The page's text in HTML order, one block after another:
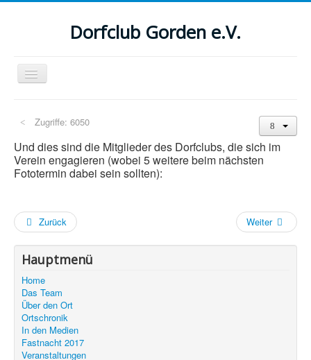
Dorfclub Gorden e.V.
Navigation
an/aus
...
Zugriffe: 6050
Und dies sind die Mitglieder des Dorfclubs, die sich im
Verein engagieren (wobei 5 weitere beim nächsten
Fototermin dabei sein sollten):
Zurück Weiter
Hauptmenü
Home
Das Team
Über den Ort
Ortschronik
In den Medien
Fastnacht 2017
Veranstaltungen